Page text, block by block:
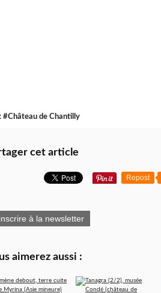
#Château de Chantilly
cet article
Repost
à la newsletter
aimerez aussi :